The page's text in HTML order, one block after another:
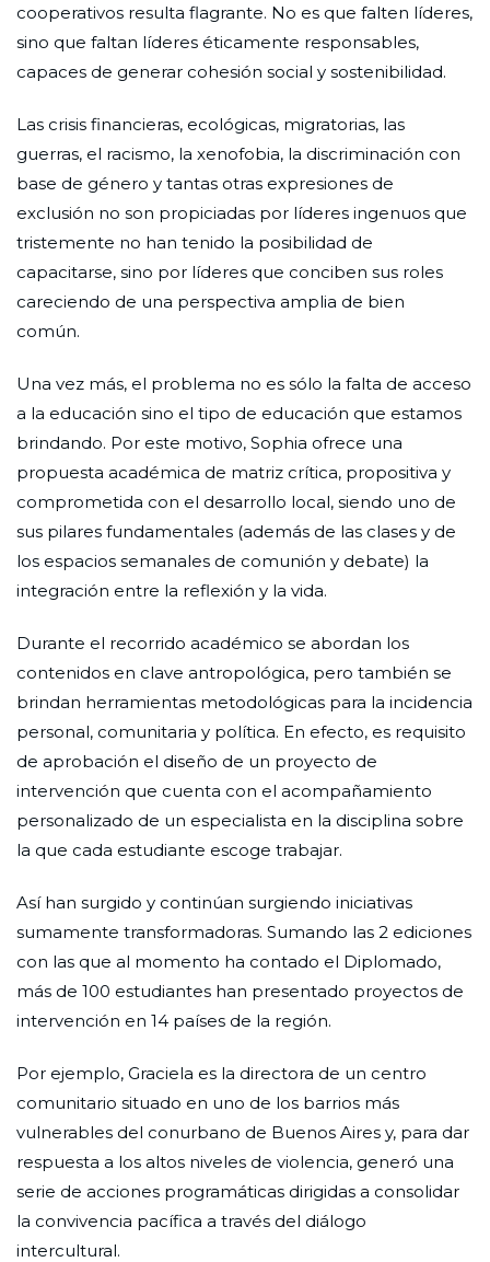
cooperativos resulta flagrante. No es que falten líderes,
sino que faltan líderes éticamente responsables,
capaces de generar cohesión social y sostenibilidad.
Las crisis financieras, ecológicas, migratorias, las
guerras, el racismo, la xenofobia, la discriminación con
base de género y tantas otras expresiones de
exclusión no son propiciadas por líderes ingenuos que
tristemente no han tenido la posibilidad de
capacitarse, sino por líderes que conciben sus roles
careciendo de una perspectiva amplia de bien
común.
Una vez más, el problema no es sólo la falta de acceso
a la educación sino el tipo de educación que estamos
brindando. Por este motivo, Sophia ofrece una
propuesta académica de matriz crítica, propositiva y
comprometida con el desarrollo local, siendo uno de
sus pilares fundamentales (además de las clases y de
los espacios semanales de comunión y debate) la
integración entre la reflexión y la vida.
Durante el recorrido académico se abordan los
contenidos en clave antropológica, pero también se
brindan herramientas metodológicas para la incidencia
personal, comunitaria y política. En efecto, es requisito
de aprobación el diseño de un proyecto de
intervención que cuenta con el acompañamiento
personalizado de un especialista en la disciplina sobre
la que cada estudiante escoge trabajar.
Así han surgido y continúan surgiendo iniciativas
sumamente transformadoras. Sumando las 2 ediciones
con las que al momento ha contado el Diplomado,
más de 100 estudiantes han presentado proyectos de
intervención en 14 países de la región.
Por ejemplo, Graciela es la directora de un centro
comunitario situado en uno de los barrios más
vulnerables del conurbano de Buenos Aires y, para dar
respuesta a los altos niveles de violencia, generó una
serie de acciones programáticas dirigidas a consolidar
la convivencia pacífica a través del diálogo
intercultural.